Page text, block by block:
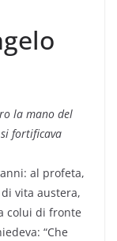
la mano del
fortificava
al profeta,
vita austera,
colui di fronte
“Che